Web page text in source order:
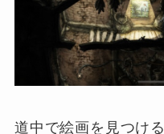
道中で絵画を見つける